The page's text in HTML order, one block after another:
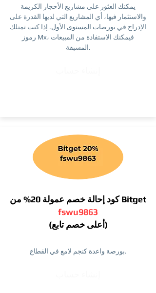
يمكنك العثور على مشاريع الأحجار الكريمة
والاستثمار فيها، أي المشاريع التي لديها القدرة على
الإدراج في بورصات المستوى الأول. إذا كنت تمتلك
رموز Mx، فيمكنك الاستفادة من المبيعات
المسبقة.
كود إحالة خصم عمولة 20% من Bitget
fswu9863
(أعلى خصم تابع)
بورصة واعدة كنجم لامع في القطاع.